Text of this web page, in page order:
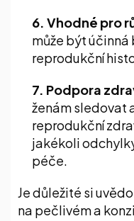
6. Vhodné pro
může být účinná
reprodukční
7. Podpora
ženám sledovat
reprodukční
jakékoli
péče.
Je důležité si
na pečlivém a